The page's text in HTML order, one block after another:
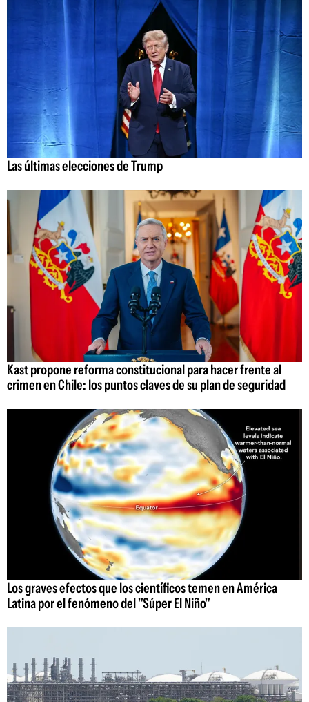
Las últimas elecciones de Trump
Kast propone reforma constitucional para hacer frente al
crimen en Chile: los puntos claves de su plan de seguridad
Los graves efectos que los científicos temen en América
Latina por el fenómeno del "Súper El Niño"